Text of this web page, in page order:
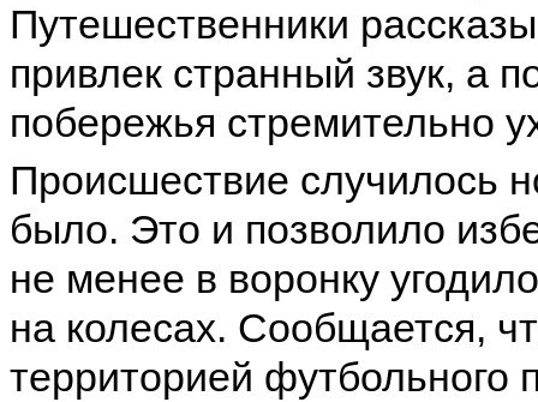
Путешественники
привлек странный звук, а
побережья стремительно
Происшествие случилось
было. Это и позволило
не менее в воронку
на колесах. Сообщается,
территорией футбольного